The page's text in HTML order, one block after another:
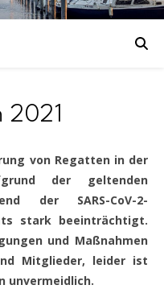
2021
der geltenden
der SARS-CoV-2-
stark beeinträchtigt.
und Maßnahmen
Mitglieder, leider ist
unvermeidlich.